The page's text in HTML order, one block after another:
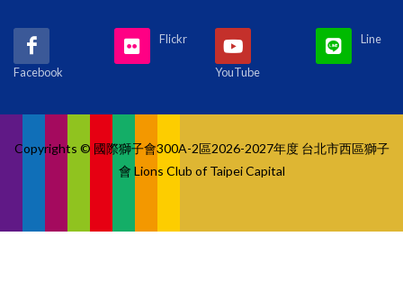
Facebook
Flickr
YouTube
Line
Copyrights © 國際獅子會300A-2區2026-2027年度 台北市西區獅子
會 Lions Club of Taipei Capital